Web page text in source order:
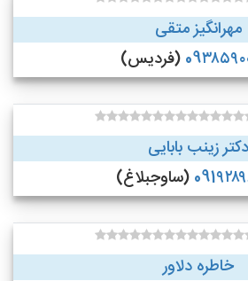
مهرانگیز متقی
(فردیس)
دکتر زینب بابایی
(ساوجبلاغ)
خاطره دلاور